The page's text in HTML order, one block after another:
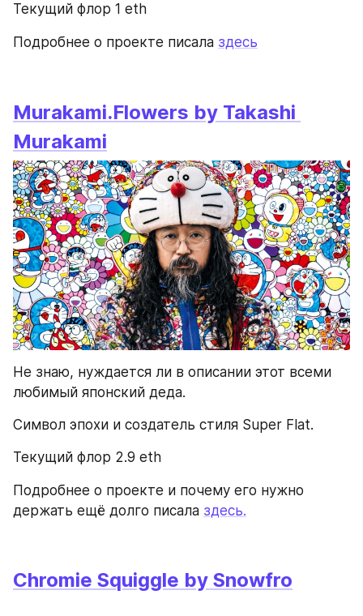
Текущий флор 1 eth
Подробнее о проекте писала здесь
Murakami.Flowers by Takashi
Murakami
Не знаю, нуждается ли в описании этот всеми
любимый японский деда.
Символ эпохи и создатель стиля Super Flat.
Текущий флор 2.9 eth
Подробнее о проекте и почему его нужно
держать ещё долго писала здесь.
Chromie Squiggle by Snowfro